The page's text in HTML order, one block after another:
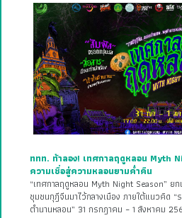
ททท. ท้าลอง! เทศกาลฤดูหลอน Myth
ความเชื่อสู่ความหลอนยามค่ำคืน
“เทศกาลฤดูหลอน Myth Night Season” ย
ชุมชนกุฎีจีนมาไว้กลางเมือง ภายใต้แนวคิด
ตำนานหลอน” 31 กรกฎาคม – 1 สิงหาคม